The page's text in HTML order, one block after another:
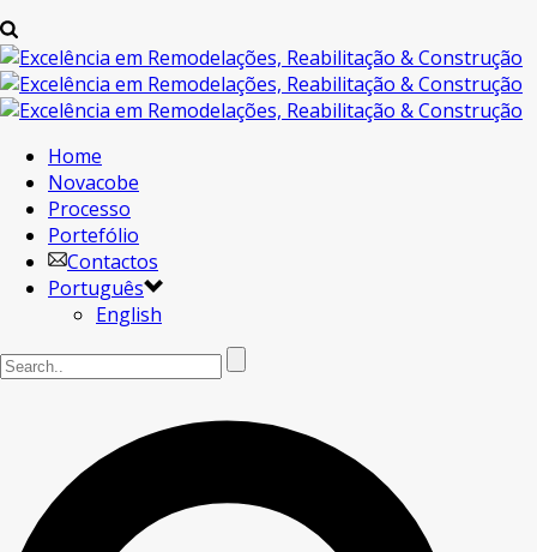
Home
Novacobe
Processo
Portefólio
Contactos
Português
English